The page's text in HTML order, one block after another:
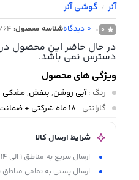
آنر / گوشی آنر
0
0 دیدگاهشناسه محصول: 64
در حال حاضر این محصول
دسترس نمی باشد.
ویژگی های محصول
رنگ :آبی روشن, بنفش, مشکی
گارانتی : 18 ماه شرکتی + ضمانت رجیستری
شرایط ارسال کالا
ارسال سریع به مناطق 1 الی 14 تهران
ارسال پستی به تمامی